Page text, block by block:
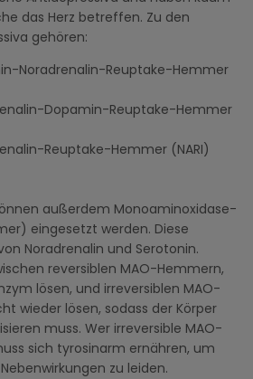
das Herz betreffen. Zu den
gehören:
Noradrenalin-Reuptake-Hemmer
Dopamin-Reuptake-Hemmer
Reuptake-Hemmer (NARI)
außerdem Monoaminoxidase-
eingesetzt werden. Diese
Noradrenalin und Serotonin.
reversiblen MAO-Hemmern,
lösen, und irreversiblen MAO-
wieder lösen, sodass der Körper
muss. Wer irreversible MAO-
sich tyrosinarm ernähren, um
zu leiden.